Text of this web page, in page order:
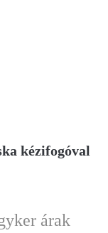
kézifogóval
árak